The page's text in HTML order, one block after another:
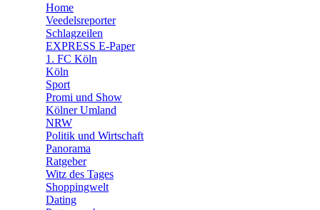
🛒 Shoppingwelt
Home
Veedelsreporter
Schlagzeilen
EXPRESS E-Paper
1. FC Köln
Köln
Sport
Promi und Show
Kölner Umland
NRW
Politik und Wirtschaft
Panorama
Ratgeber
Witz des Tages
Shoppingwelt
Dating